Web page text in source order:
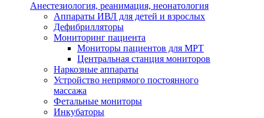
Анестезиология, реанимация, неонатология
Аппараты ИВЛ для детей и взрослых
Дефибрилляторы
Мониторинг пациента
Мониторы пациентов для МРТ
Центральная станция мониторов
Наркозные аппараты
Устройство непрямого постоянного
массажа
Фетальные мониторы
Инкубаторы